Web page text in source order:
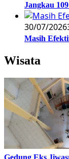
Jangkau
30/07/2026
Masih
Wisata
Gedung Eks